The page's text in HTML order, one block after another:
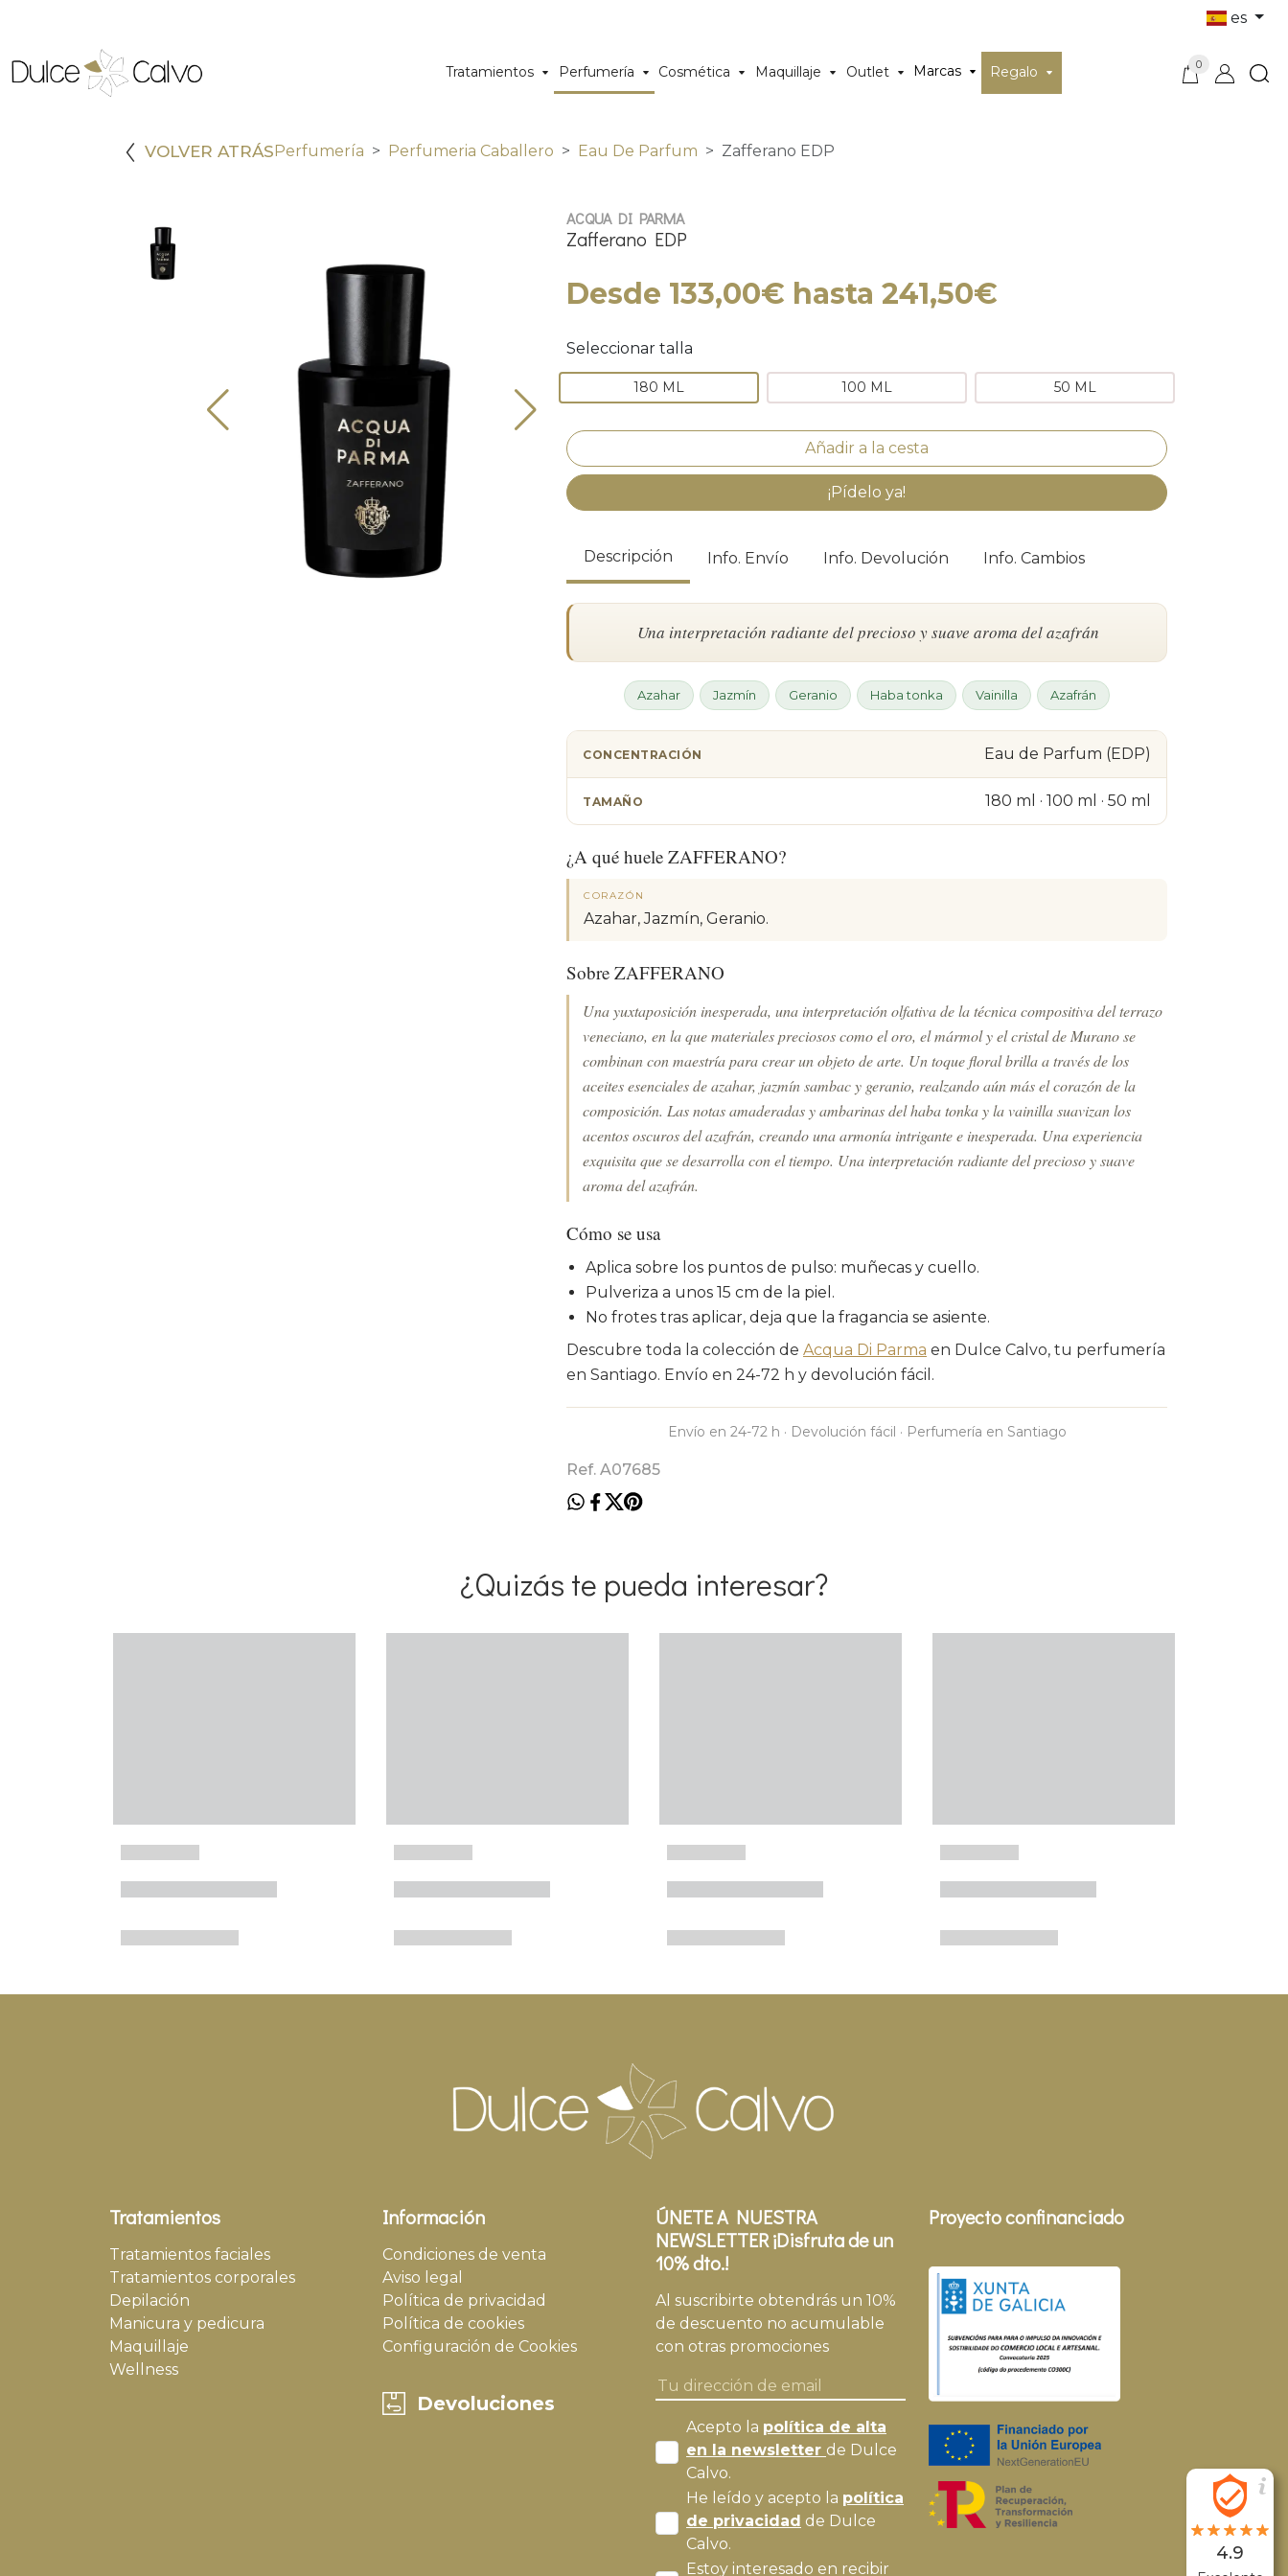
es
Tratamientos Perfumería Cosmética Maquillaje Outlet Marcas Regalo 0
VOLVER ATRÁSPerfumería Perfumeria Caballero Eau De Parfum Zafferano EDP
ACQUA DI PARMA
Zafferano EDP
Desde 133,00€ hasta 241,50€
Seleccionar talla
180 ML 100 ML 50 ML
¡Pídelo ya!
Descripción Info. Envío Info. Devolución Info. Cambios
Una interpretación radiante del precioso y suave aroma del azafrán
Azahar Jazmín Geranio Haba tonka Vainilla Azafrán
CONCENTRACIÓN Eau de Parfum (EDP)
TAMAÑO 180 ml · 100 ml · 50 ml
¿A qué huele ZAFFERANO?
CORAZÓN
Azahar, Jazmín, Geranio.
Sobre ZAFFERANO
Una yuxtaposición inesperada, una interpretación olfativa de la técnica compositiva del terrazo
veneciano, en la que materiales preciosos como el oro, el mármol y el cristal de Murano se
combinan con maestría para crear un objeto de arte. Un toque floral brilla a través de los
aceites esenciales de azahar, jazmín sambac y geranio, realzando aún más el corazón de la
composición. Las notas amaderadas y ambarinas del haba tonka y la vainilla suavizan los
acentos oscuros del azafrán, creando una armonía intrigante e inesperada. Una experiencia
exquisita que se desarrolla con el tiempo. Una interpretación radiante del precioso y suave
aroma del azafrán.
Cómo se usa
Aplica sobre los puntos de pulso: muñecas y cuello.
Pulveriza a unos 15 cm de la piel.
No frotes tras aplicar, deja que la fragancia se asiente.
Descubre toda la colección de Acqua Di Parma en Dulce Calvo, tu perfumería
en Santiago. Envío en 24-72 h y devolución fácil.
Envío en 24-72 h · Devolución fácil · Perfumería en Santiago
Ref. A07685
¿Quizás te pueda interesar?
Tratamientos
Tratamientos faciales
Tratamientos corporales
Depilación
Manicura y pedicura
Maquillaje
Wellness
Información
Condiciones de venta
Aviso legal
Política de privacidad
Política de cookies
Configuración de Cookies
Devoluciones
ÚNETE A NUESTRA
NEWSLETTER ¡Disfruta de un
10% dto.!
Al suscribirte obtendrás un 10%
de descuento no acumulable
con otras promociones
Acepto la política de alta
en la newsletter de Dulce
Calvo.
He leído y acepto la política
de privacidad de Dulce
Calvo.
Estoy interesado en recibir
Proyecto confinanciado
4.9